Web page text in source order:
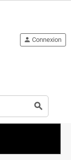
person Connexion
search